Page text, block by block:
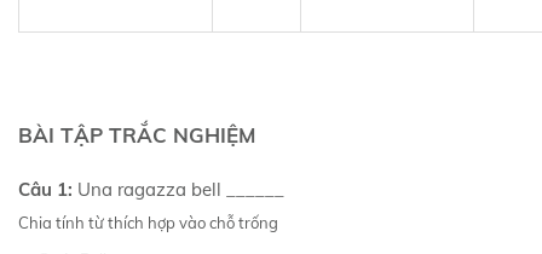
BÀI TẬP TRẮC NGHIỆM
Câu 1: Una ragazza bell ______
Chia tính từ thích hợp vào chỗ trống